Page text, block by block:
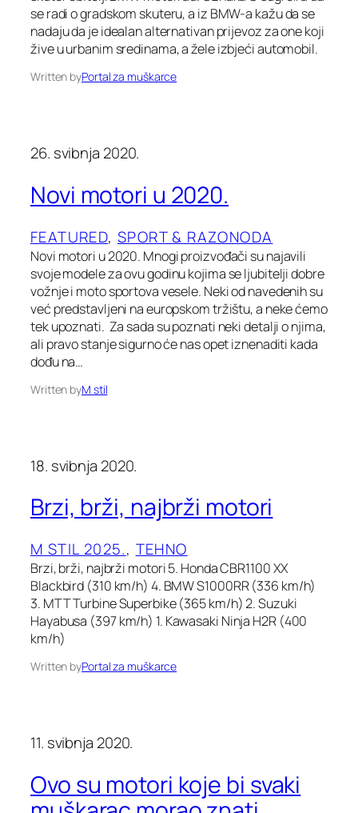
se radi o gradskom skuteru, a iz BMW-a kažu da se
nadaju da je idealan alternativan prijevoz za one koji
žive u urbanim sredinama, a žele izbjeći automobil.
Written byPortal za muškarce
26. svibnja 2020.
Novi motori u 2020.
FEATURED, SPORT & RAZONODA
Novi motori u 2020. Mnogi proizvođači su najavili
svoje modele za ovu godinu kojima se ljubitelji dobre
vožnje i moto sportova vesele. Neki od navedenih su
već predstavljeni na europskom tržištu, a neke ćemo
tek upoznati. Za sada su poznati neki detalji o njima,
ali pravo stanje sigurno će nas opet iznenaditi kada
dođu na…
Written byM stil
18. svibnja 2020.
Brzi, brži, najbrži motori
M STIL 2025., TEHNO
Brzi, brži, najbrži motori 5. Honda CBR1100 XX
Blackbird (310 km/h) 4. BMW S1000RR (336 km/h)
3. MTT Turbine Superbike (365 km/h) 2. Suzuki
Hayabusa (397 km/h) 1. Kawasaki Ninja H2R (400
km/h)
Written byPortal za muškarce
11. svibnja 2020.
Ovo su motori koje bi svaki